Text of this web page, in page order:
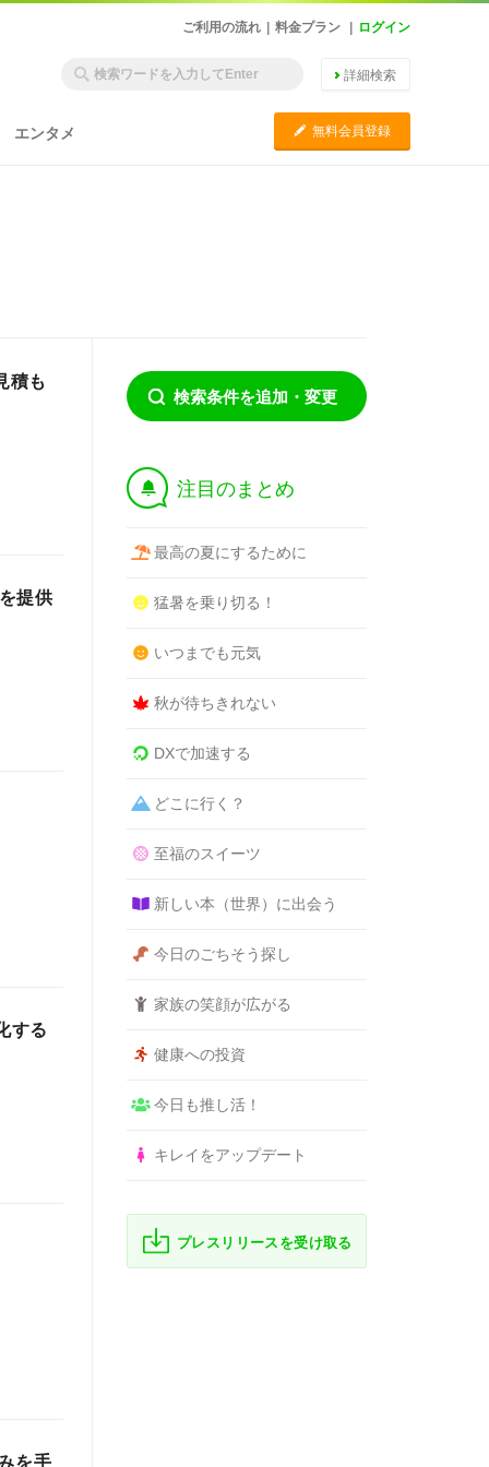
ご利用の流れ 料金プラン ログイン
詳細検索
エンタメ C 無料会員登録
積も
提供
する
を手
検索条件を追加・変更
† 注目のまとめ
最高の夏にするために
猛暑を乗り切る！
いつまでも元気
秋が待ちきれない
DXで加速する
どこに行く？
至福のスイーツ
新しい本（世界）に出会う
今日のごちそう探し
家族の笑顔が広がる
健康への投資
今日も推し活！
キレイをアップデート
プレスリリースを受け取る